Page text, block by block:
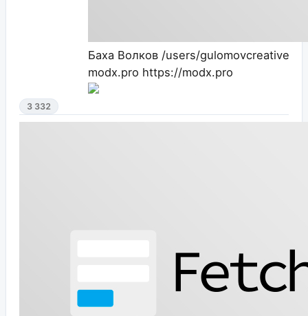
Баха Волков /users/gulomovcreative
modx.pro https://modx.pro
3 332